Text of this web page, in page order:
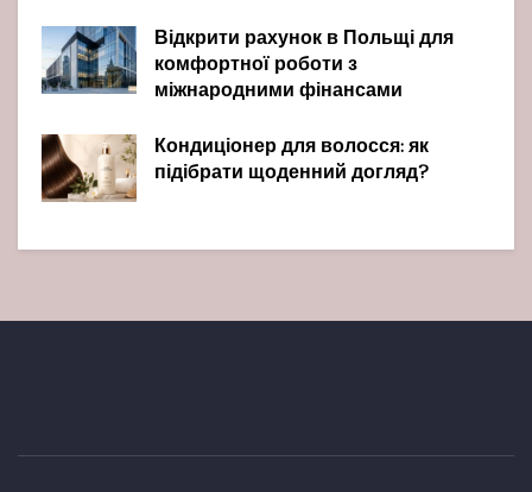
Відкрити рахунок в Польщі для
комфортної роботи з
міжнародними фінансами
Кондиціонер для волосся: як
підібрати щоденний догляд?